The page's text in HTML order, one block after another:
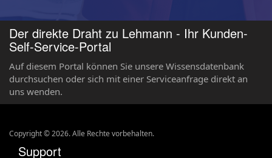
Der direkte Draht zu Lehmann - Ihr Kunden-
Self-Service-Portal
Auf diesem Portal können Sie unsere Wissensdatenbank
durchsuchen oder sich mit einer Serviceanfrage direkt an
uns wenden.
Copyright ©2026. Alle Rechte vorbehalten.
Support